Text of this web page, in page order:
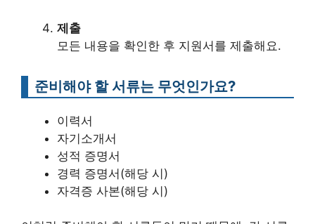
제출
모든 내용을 확인한 후 지원서를 제출해요.
준비해야 할 서류는 무엇인가요?
이력서
자기소개서
성적 증명서
경력 증명서(해당 시)
자격증 사본(해당 시)